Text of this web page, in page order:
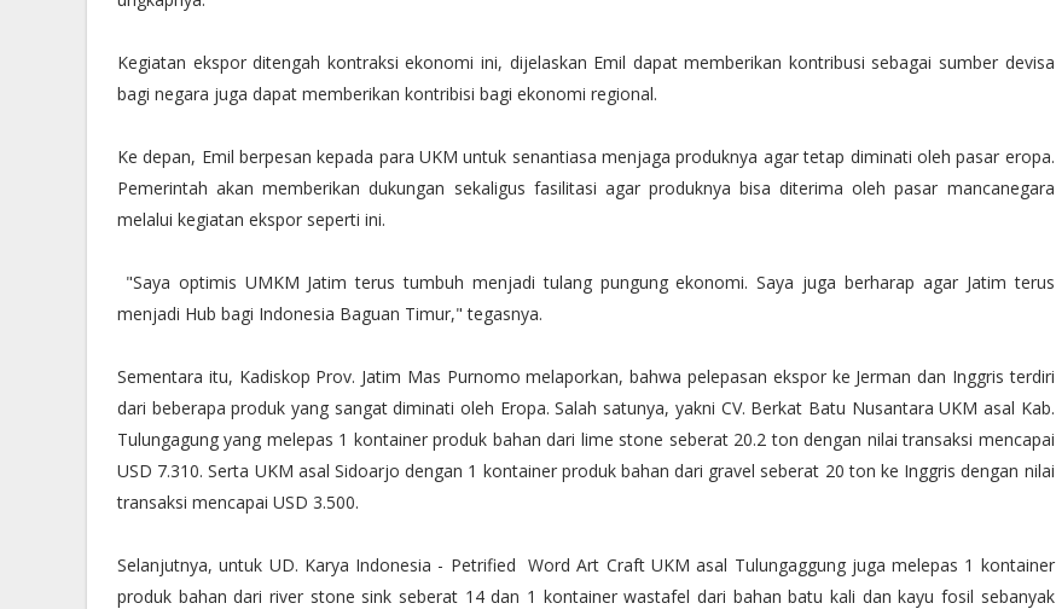
Kegiatan ekspor ditengah kontraksi ekonomi ini, dijelaskan Emil dapat memberikan kontribusi sebagai sumber devisa
bagi negara juga dapat memberikan kontribisi bagi ekonomi regional.
Ke depan, Emil berpesan kepada para UKM untuk senantiasa menjaga produknya agar tetap diminati oleh pasar eropa.
Pemerintah akan memberikan dukungan sekaligus fasilitasi agar produknya bisa diterima oleh pasar mancanegara
melalui kegiatan ekspor seperti ini.
"Saya optimis UMKM Jatim terus tumbuh menjadi tulang pungung ekonomi. Saya juga berharap agar Jatim terus
menjadi Hub bagi Indonesia Baguan Timur," tegasnya.
Sementara itu, Kadiskop Prov. Jatim Mas Purnomo melaporkan, bahwa pelepasan ekspor ke Jerman dan Inggris terdiri
dari beberapa produk yang sangat diminati oleh Eropa. Salah satunya, yakni CV. Berkat Batu Nusantara UKM asal Kab.
Tulungagung yang melepas 1 kontainer produk bahan dari lime stone seberat 20.2 ton dengan nilai transaksi mencapai
USD 7.310. Serta UKM asal Sidoarjo dengan 1 kontainer produk bahan dari gravel seberat 20 ton ke Inggris dengan nilai
transaksi mencapai USD 3.500.
Selanjutnya, untuk UD. Karya Indonesia - Petrified Word Art Craft UKM asal Tulungaggung juga melepas 1 kontainer
produk bahan dari river stone sink seberat 14 dan 1 kontainer wastafel dari bahan batu kali dan kayu fosil sebanyak